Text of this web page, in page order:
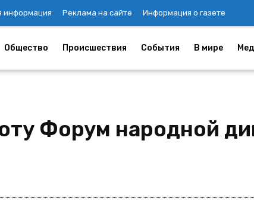
информация Реклама на сайте Информация о газете
Общество Происшествия События В мире
Форум народной